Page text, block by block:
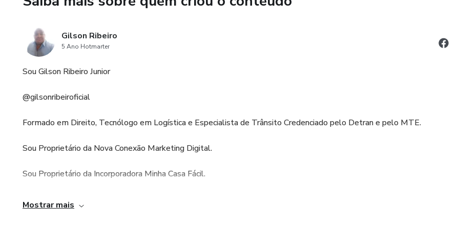
Gilson Ribeiro
5 Ano Hotmarter
Sou Gilson Ribeiro Junior
@gilsonribeiroficial
Formado em Direito, Tecnólogo em Logística e Especialista de Trânsito Credenciado pelo Detran e pelo MTE.
Sou Proprietário da Nova Conexão Marketing Digital.
Sou Proprietário da Incorporadora Minha Casa Fácil.
Estamos estamos no mercado há 12 anos no setor de Treinamento e Qualificação Pessoal e Profissional.
Mostrar mais